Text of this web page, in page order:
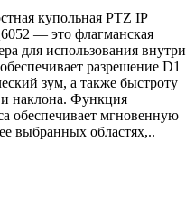
купольная PTZ IP
— это флагманская
для использования внутри
разрешение D1
зум, а также быстроту
и наклона. Функция
обеспечивает мгновенную
выбранных областях,..